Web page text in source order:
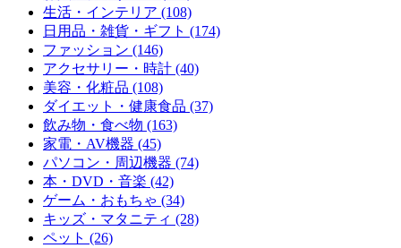
生活・インテリア (108)
日用品・雑貨・ギフト (174)
ファッション (146)
アクセサリー・時計 (40)
美容・化粧品 (108)
ダイエット・健康食品 (37)
飲み物・食べ物 (163)
家電・AV機器 (45)
パソコン・周辺機器 (74)
本・DVD・音楽 (42)
ゲーム・おもちゃ (34)
キッズ・マタニティ (28)
ペット (26)